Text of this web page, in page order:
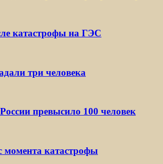
катастрофы на ГЭС
три человека
превысило 100 человек
момента катастрофы